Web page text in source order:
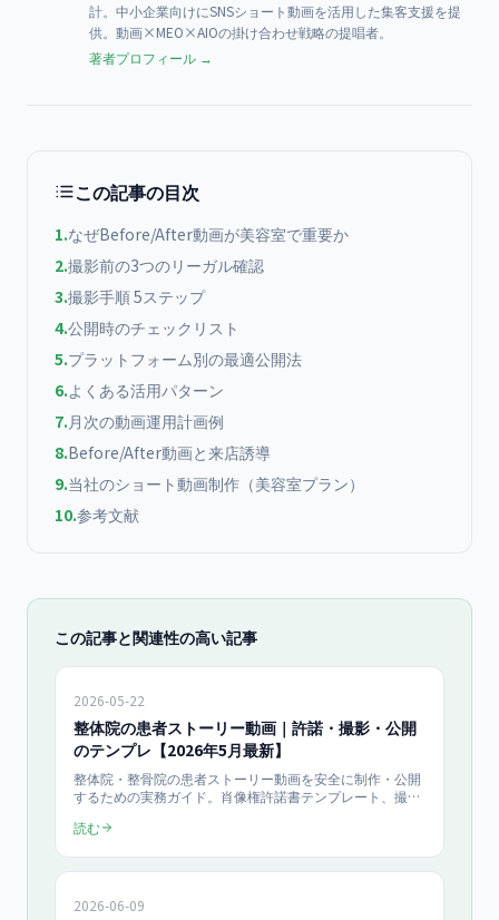
計。中小企業向けにSNSショート動画を活用した集客支援を提
供。動画×MEO×AIOの掛け合わせ戦略の提唱者。
著者プロフィール →
この記事の目次
1.なぜBefore/After動画が美容室で重要か
2.撮影前の3つのリーガル確認
3.撮影手順 5ステップ
4.公開時のチェックリスト
5.プラットフォーム別の最適公開法
6.よくある活用パターン
7.月次の動画運用計画例
8.Before/After動画と来店誘導
9.当社のショート動画制作（美容室プラン）
10.参考文献
この記事と関連性の高い記事
2026-05-22
整体院の患者ストーリー動画｜許諾・撮影・公開
のテンプレ【2026年5月最新】
整体院・整骨院の患者ストーリー動画を安全に制作・公開
するための実務ガイド。肖像権許諾書テンプレート、撮影
のNG表現まで2026年5月時点で網羅。
読む
2026-06-09